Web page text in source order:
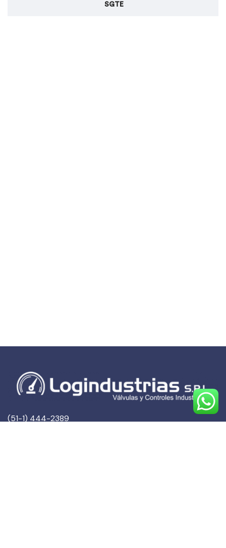
SGTE
(51-1) 444-2389